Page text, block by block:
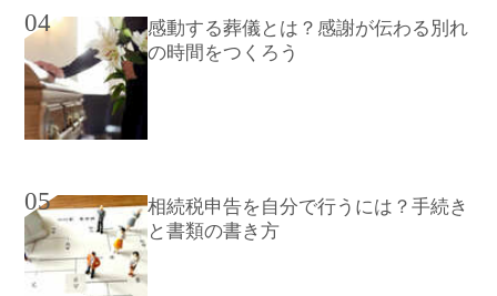
04
感動する葬儀とは？感謝が伝わる別れ
の時間をつくろう
05
相続税申告を自分で行うには？手続き
と書類の書き方